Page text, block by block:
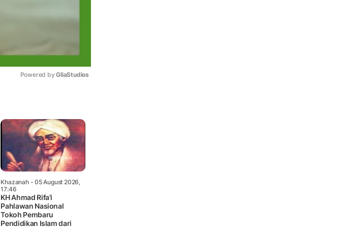
Powered by GliaStudios
Khazanah- 05 August 2026,
17:46
KH Ahmad Rifa'i
Pahlawan Nasional
Tokoh Pembaru
Pendidikan Islam dari